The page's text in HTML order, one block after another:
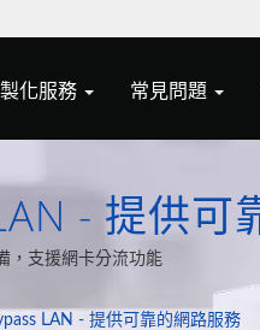
化服務 常見問題
- 提供可
，支援網卡分流功能
LAN - 提供可靠的網路服務